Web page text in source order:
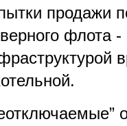
продажи
флота -